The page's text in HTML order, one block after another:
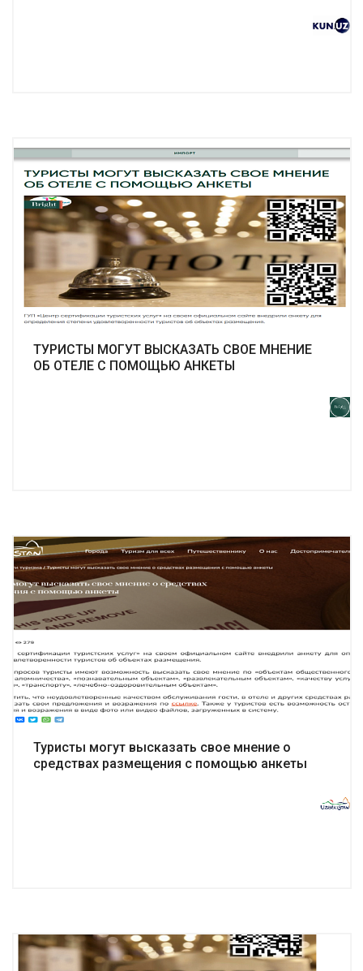
Подробнее
ТУРИСТЫ МОГУТ ВЫСКАЗАТЬ СВОЕ МНЕНИЕ
ОБ ОТЕЛЕ С ПОМОЩЬЮ АНКЕТЫ
Туристы могут высказать свое мнение о
средствах размещения с помощью анкеты